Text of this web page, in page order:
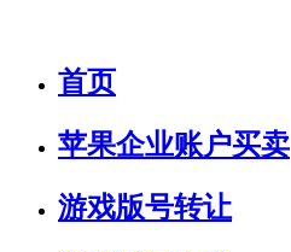
首页
苹果企业账户买卖
游戏版号转让